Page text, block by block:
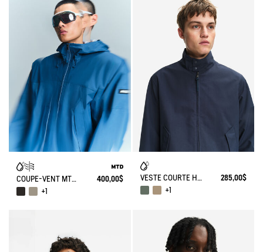
COUPE-VENT MTD® 3 COUCHES TOUCHER COTON COURT ET LÉGER À CAPUCHE AVEC POCHES ZIPPÉES
400,00$
+1
VESTE COURTE HARRINGTON EN SERGÉ DÉPERLANT
285,00$
+1